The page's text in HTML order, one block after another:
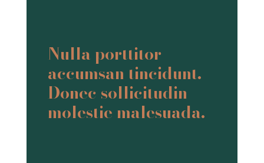
Nulla porttitor
accumsan tincidunt.
Donec sollicitudin
molestie malesuada.